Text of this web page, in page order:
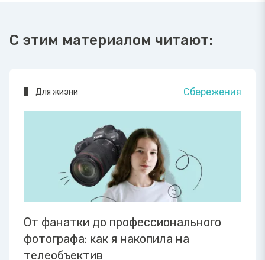
С этим материалом читают:
Для жизни Сбережения
От фанатки до профессионального
фотографа: как я накопила на
телеобъектив